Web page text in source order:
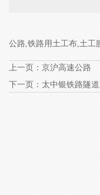
公路,铁路用土工布,土工
上一页： 京沪高速公路
下一页： 太中银铁路隧